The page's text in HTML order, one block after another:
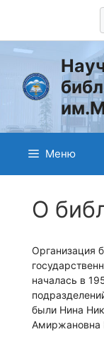
Меню
О
Организация
началась в
были Нина
Амиржановна